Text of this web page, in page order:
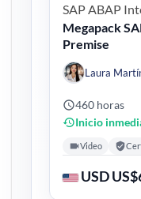
SAP ABAP
Megapack
Premise
Laura
460 horas
Inicio
Video
USD